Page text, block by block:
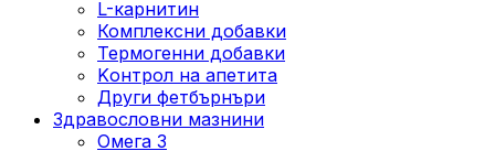
L-карнитин
Комплексни добавки
Термогенни добавки
Kонтрол на апетита
Други фетбърнъри
Здравословни мазнини
Омега 3